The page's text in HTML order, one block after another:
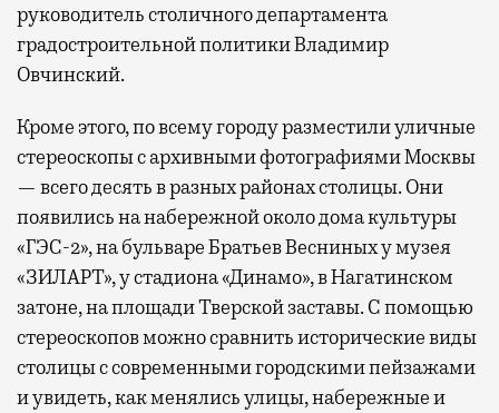
руководитель столичного департамента
градостроительной политики Владимир
Овчинский.
Кроме этого, по всему городу разместили уличные
стереоскопы с архивными фотографиями Москвы
— всего десять в разных районах столицы. Они
появились на набережной около дома культуры
«ГЭС-2», на бульваре Братьев Весниных у музея
«ЗИЛАРТ», у стадиона «Динамо», в Нагатинском
затоне, на площади Тверской заставы. С помощью
стереоскопов можно сравнить исторические виды
столицы с современными городскими пейзажами
и увидеть, как менялись улицы, набережные и